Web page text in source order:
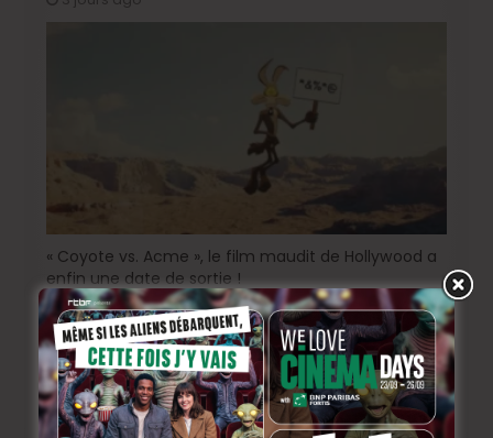
« Coyote vs. Acme », le film maudit de Hollywood a
enfin une date de sortie !
5 jours ago